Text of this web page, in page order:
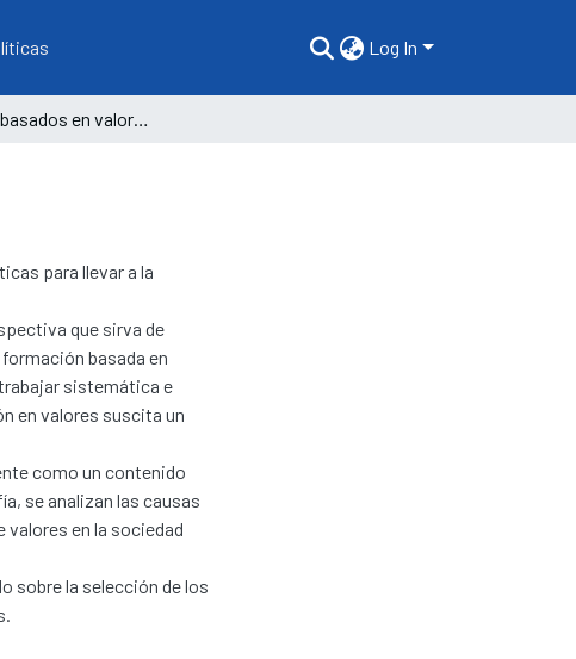
Log In
Educación basados en valores en el nivel inicial
para llevar a la
que sirva de
basada en
sistemática e
en valores suscita un
como un contenido
se analizan las causas
valores en la sociedad
sobre la selección de los